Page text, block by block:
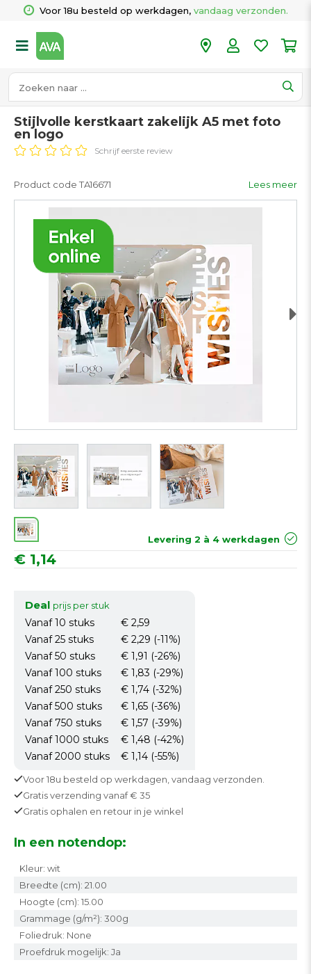
Voor 18u besteld op werkdagen, vandaag verzonden.
Stijlvolle kerstkaart zakelijk A5 met foto
en logo
Schrijf eerste review
Product code TA16671 Lees meer
Levering 2 à 4 werkdagen
€ 1,14
Deal prijs per stuk
Vanaf 10 stuks
€ 2,59
Vanaf 25 stuks € 2,29 (-11%)
Vanaf 50 stuks € 1,91 (-26%)
Vanaf 100 stuks € 1,83 (-29%)
Vanaf 250 stuks € 1,74 (-32%)
Vanaf 500 stuks € 1,65 (-36%)
Vanaf 750 stuks € 1,57 (-39%)
Vanaf 1000 stuks € 1,48 (-42%)
Vanaf 2000 stuks € 1,14 (-55%)
Voor 18u besteld op werkdagen, vandaag verzonden.
Gratisverzending vanaf € 35
Gratis ophalen en retour in je winkel
In een notendop:
Kleur: wit
Breedte (cm): 21.00
Hoogte (cm): 15.00
Grammage (g/m²): 300g
Foliedruk: None
Proefdruk mogelijk: Ja